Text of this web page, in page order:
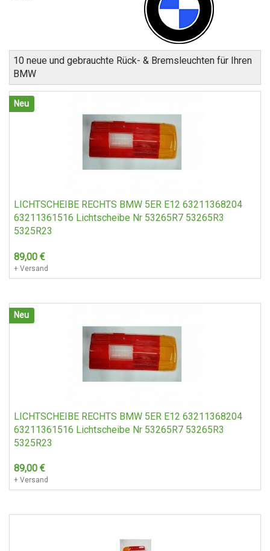
10 neue und gebrauchte Rück- & Bremsleuchten für Ihren
BMW
Neu
LICHTSCHEIBE RECHTS BMW 5ER E12 63211368204
63211361516 Lichtscheibe Nr 53265R7 53265R3
5325R23
89,00 €
+ Versand
Neu
LICHTSCHEIBE RECHTS BMW 5ER E12 63211368204
63211361516 Lichtscheibe Nr 53265R7 53265R3
5325R23
89,00 €
+ Versand